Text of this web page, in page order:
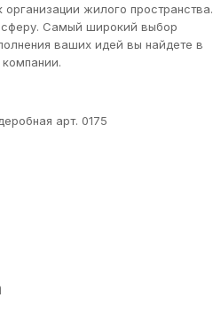
жилого пространства.
Самый широкий выбор
ваших идей вы найдете в
арт. 0175